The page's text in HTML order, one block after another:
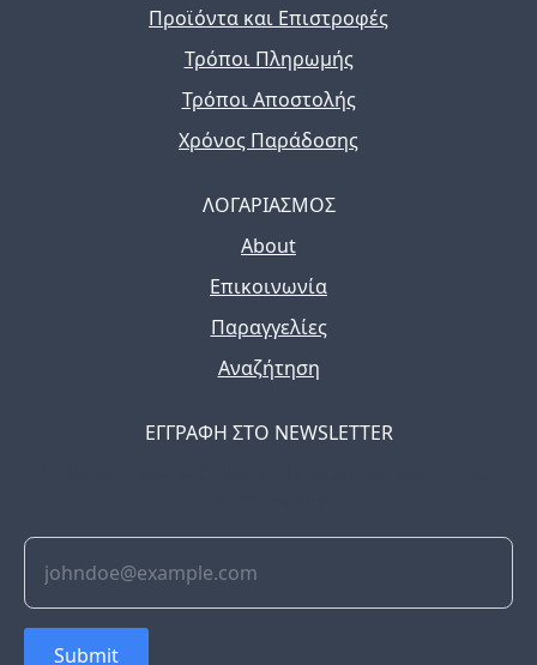
Προϊόντα και Επιστροφές
Τρόποι Πληρωμής
Τρόποι Αποστολής
Χρόνος Παράδοσης
ΛΟΓΑΡΙΑΣΜΟΣ
About
Επικοινωνία
Παραγγελίες
Αναζήτηση
ΕΓΓΡΑΦΗ ΣΤΟ NEWSLETTER
Submit